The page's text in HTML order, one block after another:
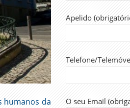
humanos da
Apelido
Telefone/
O seu Email